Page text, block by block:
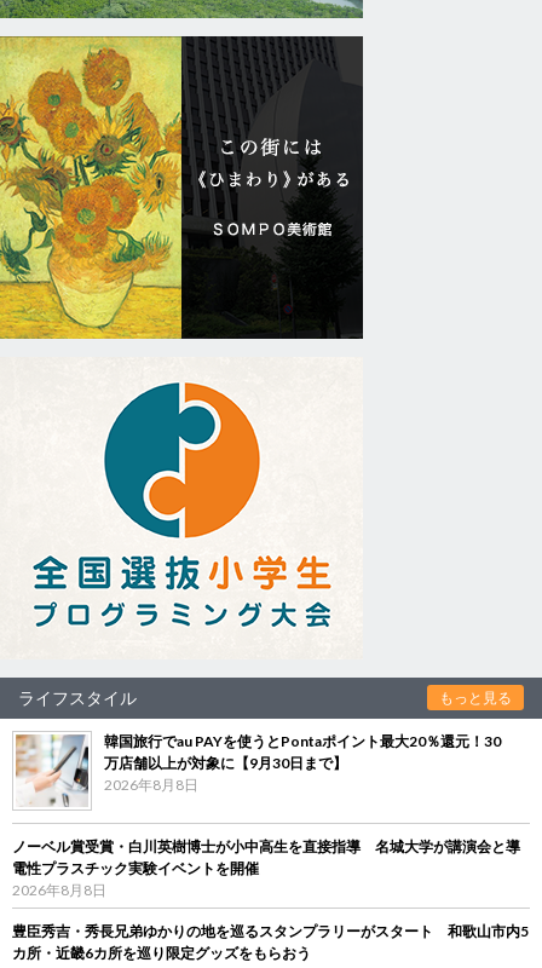
ライフスタイル もっと見る
韓国旅行でau PAYを使うとPontaポイント最大20％還元！30
万店舗以上が対象に【9月30日まで】
2026年8月8日
ノーベル賞受賞・白川英樹博士が小中高生を直接指導 名城大学が講演会と導
電性プラスチック実験イベントを開催
2026年8月8日
豊臣秀吉・秀長兄弟ゆかりの地を巡るスタンプラリーがスタート 和歌山市内5
カ所・近畿6カ所を巡り限定グッズをもらおう